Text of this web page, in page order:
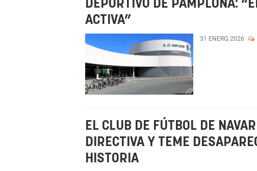
DEPORTIVO DE PAMPLONA:
ACTIVA”
31 ENERO, 2026
EL CLUB DE FÚTBOL DE
DIRECTIVA Y TEME
HISTORIA